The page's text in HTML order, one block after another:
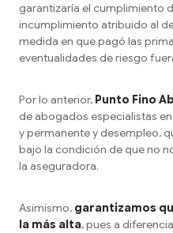
garantizaría el cumplimiento
incumplimiento atribuido al
medida en que pagó las
eventualidades de riesgo
Por lo anterior, Punto Fino
de abogados especialistas
y permanente y desempleo,
bajo la condición de que no
la aseguradora.
Asimismo, garantizamos
la más alta, pues a